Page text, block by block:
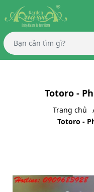
Totoro -
Trang chủ
Totoro -